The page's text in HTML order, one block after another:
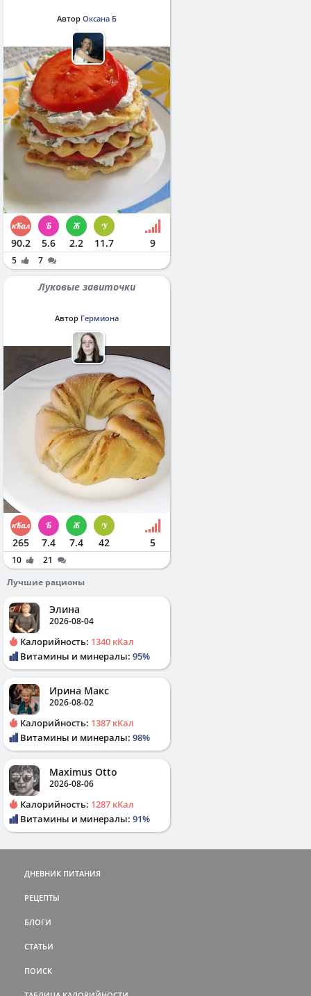
Автор Оксана Б
90.2 5.6 2.2 11.7 9
5 7
Луковые завиточки
Автор Гермиона
265 7.4 7.4 42 5
10
21
Лучшие рационы
Элина
2026-08-04
Калорийность: 1340 кКал
Витамины и минералы: 95%
Ирина Макс
2026-08-02
Калорийность: 1387 кКал
Витамины и минералы: 98%
Maximus Otto
2026-08-06
Калорийность: 1287 кКал
Витамины и минералы: 91%
ДНЕВНИК ПИТАНИЯ
РЕЦЕПТЫ
БЛОГИ
СТАТЬИ
ПОИСК